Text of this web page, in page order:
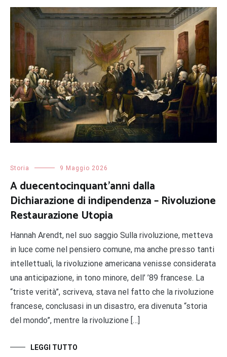
Storia 9 Maggio 2026
A duecentocinquant’anni dalla
Dichiarazione di indipendenza – Rivoluzione
Restaurazione Utopia
Hannah Arendt, nel suo saggio Sulla rivoluzione, metteva
in luce come nel pensiero comune, ma anche presso tanti
intellettuali, la rivoluzione americana venisse considerata
una anticipazione, in tono minore, dell’ ’89 francese. La
“triste verità”, scriveva, stava nel fatto che la rivoluzione
francese, conclusasi in un disastro, era divenuta “storia
del mondo”, mentre la rivoluzione […]
LEGGI TUTTO